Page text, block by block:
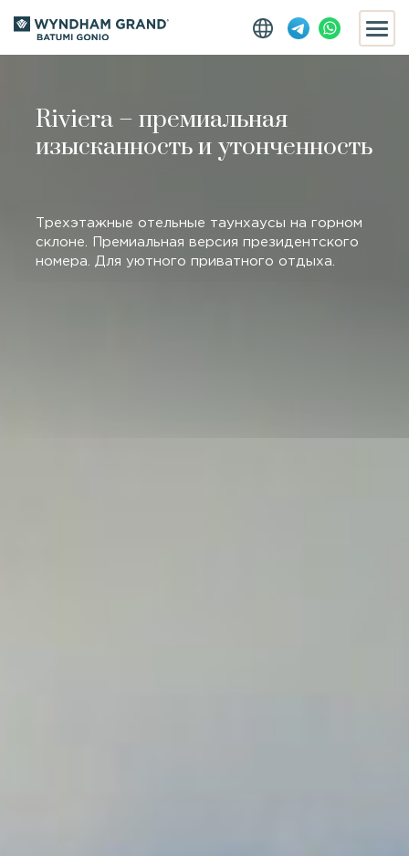
Riviera – премиальная
изысканность и утонченность
Трехэтажные отельные таунхаусы на горном
склоне. Премиальная версия президентского
номера. Для уютного приватного отдыха.